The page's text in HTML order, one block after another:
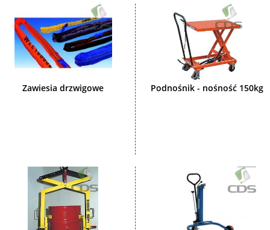
Zawiesia drzwigowe Podnośnik - nośność 150kg